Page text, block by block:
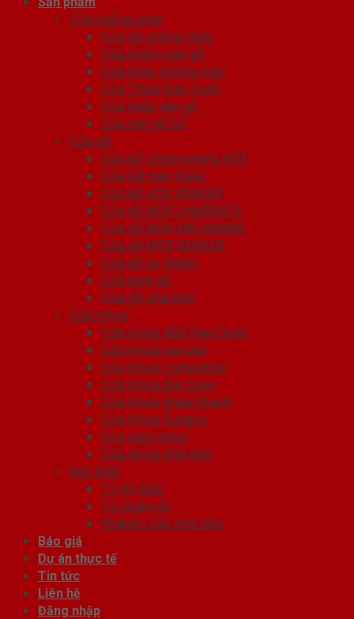
Cửa chống cháy
Cửa gỗ chống cháy
Cửa nhôm vân gỗ
Cửa thép chống cháy
Cửa Thép Hàn Quốc
Cửa thép vân gỗ
Cửa vân gỗ 5D
Cửa gỗ
Cửa gỗ công nghiệp HDF
Cửa Gỗ Hàn Quốc
Cửa gỗ HDF VENEER
Cửa gỗ MDF LAMINATE
Cửa gỗ MDF MELAMINE
Cửa gỗ MDF VENEER
Cửa gỗ tự nhiên
Cửa vòm gỗ
Cửa gỗ nhà tắm
Cửa nhựa
Cửa nhựa ABS Hàn Quốc
Cửa nhựa cao cấp
Cửa nhựa Composite
Cửa nhựa Đài Loan
Cửa nhựa ghép thanh
Cửa nhựa Sungyu
Cửa vòm nhựa
Cửa nhựa nhà tắm
Nội thất
Tủ Kệ Bếp
Tủ Quần Áo
Phụ kiện cửa nhà tắm
Báo giá
Dự án thực tế
Tin tức
Liên hệ
Đăng nhập